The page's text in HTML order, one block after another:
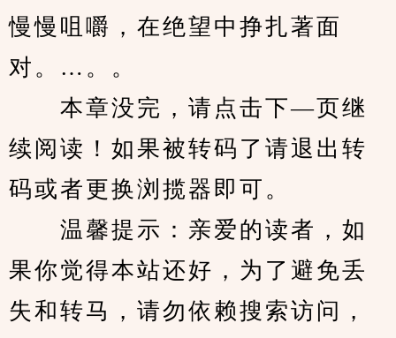
慢慢咀嚼，在绝望中挣扎著面
对。…。。
本章没完，请点击下—页继
续阅读！如果被转码了请退出转
码或者更换浏揽器即可。
温馨提示：亲爱的读者，如
果你觉得本站还好，为了避免丢
失和转马，请勿依赖搜索访问，